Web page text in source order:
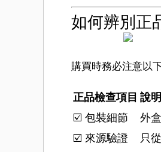
如何辨別正
購買時務必注意以
正品檢查項目 說明
☑️ 包裝細節
外
☑️ 來源驗證
只從